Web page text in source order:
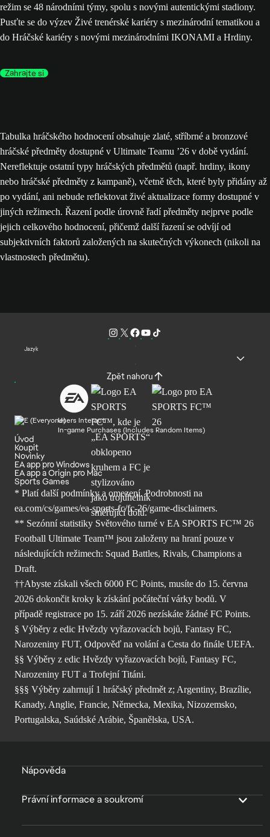
režim se 48 národními týmy, spolu s novými autentickými stadiony.
Pusťte se do výzev Živé trenérské kariéry s mezinárodní tematikou a
do Hráčské kariéry s novými mezinárodními IKONAMI a Hrdiny.
Zahrajte si
Tabulka hráčského hodnocení obsahuje zlaté, stříbrné a bronzové
hráčské předměty dostupné v Ultimate Teamu ’26 v době vydání.
Nereflektuje ostatní typy hráčských předmětů (např. hrdiny, ikony
nebo hráčské předměty z kampaně), včetně těch, které byly přidány až
po vydání, ani nebude reflektovat živé aktualizace formy dostupné v
jiných režimech. Řazení podle úrovně řadí předměty nejprve podle
jejich celkového hodnocení, přičemž další řazení se odvíjí od
subjektivních faktorů založených na skutečných výkonech (nikoli na
vlastnostech předmětu).
Jazyk
Zpět nahoru
Users Interact
In-game Purchases (Includes Random Items)
Úvod
Koupit
Novinky
EA app pro Windows
EA app a Origin pro Mac
Sports Games
* Platí další podmínky a omezení. Podrobnosti na
ea.com/cs/games/ea-sports-fc/fc-26/game-disclaimers.
** Sezónní statistiky Světového turné v EA SPORTS FC™ 26
Football Ultimate Team™ jsou založeny na hraní pouze v
následujících režimech: Squad Battles, Rivals, Champions a
Draft.
††Abyste získali všech 6000 FC Points, musíte do 15. června
2026 dokončit kroky k získání počáteční várky bodů. V
případě registrace po 15. září 2026 nezískáte žádné FC Points.
§ Výběry z edic Hvězdy vyřazovacích bojů, Fantasy FC,
Narozeniny FUT, Odpověď na volání a Cesta do finále UEFA.
§§ Výběry z edic Hvězdy vyřazovacích bojů, Fantasy FC,
Narozeniny FUT a Trofejní Titáni.
§§§ Výběry zahrnují 1 hráčský předmět z; Argentiny, Brazílie,
Kanady, Anglie, Francie, Německa, Mexika, Nizozemsko,
Portugalska, Saúdské Arábie, Španělska, USA.
Nápověda
Právní informace a soukromí